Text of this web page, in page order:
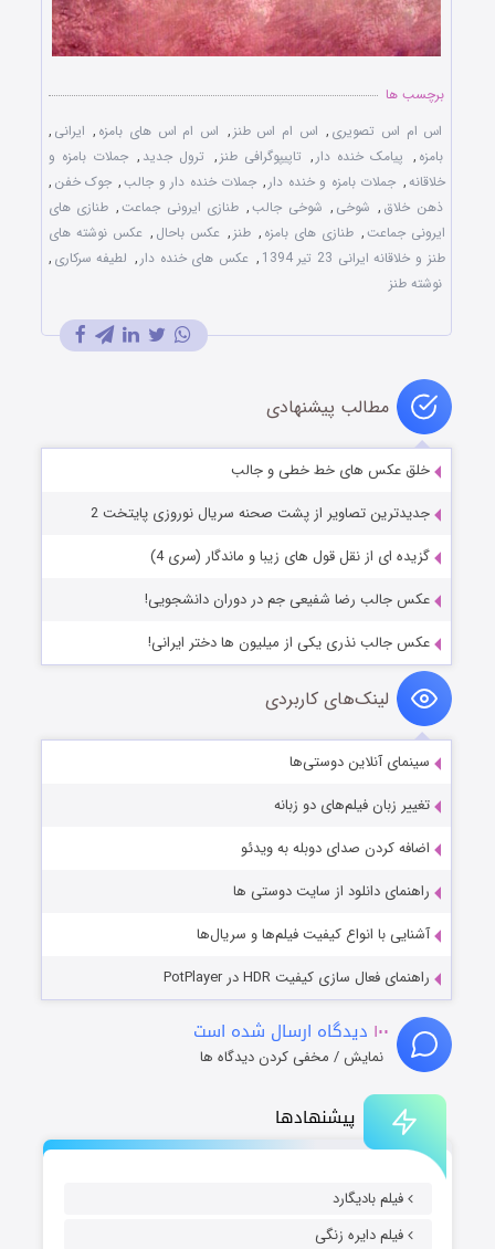
پیشنهادها
فیلم بادیگارد
فیلم دایره زنگی
برچسب ها
اس ام اس تصویری , اس ام اس طنز , اس ام اس های بامزه , ایرانی ,
بامزه , پیامک خنده دار , تاپیپوگرافی طنز , ترول جدید , جملات بامزه و
خلاقانه, جملات بامزه و خنده دار , جملات خنده دار و جالب, جوک خفن ,
ذهن خلاق , شوخی , شوخی جالب, طنازی ایرونی جماعت, طنازی‌ های
ایرونی جماعت, طنازی های بامزه , طنز , عکس باحال , عکس نوشته های
طنز و خلاقانه ایرانی 23 تیر 1394
, عکس های خنده دار , لطیفه سرکاری ,
نوشته طنز
مطالب پیشنهادی
خلق عکس های خط خطی و جالب
جدیدترین تصاویر از پشت صحنه سریال نوروزی پایتخت 2
گزیده ای از نقل قول های زیبا و ماندگار (سری 4)
عکس جالب رضا شفیعی جم در دوران دانشجویی!
عکس جالب نذری یکی از میلیون ها دختر ایرانی!
لینک‌های کاربردی
سینمای آنلاین دوستی‌ها
تغییر زبان فیلم‌های دو زبانه
اضافه کردن صدای دوبله به ویدئو
راهنمای دانلود از سایت دوستی ها
آشنایی با انواع کیفیت فیلم‌ها و سریال‌ها
راهنمای فعال سازی کیفیت HDR در PotPlayer
۱۰۰ دیدگاه ارسال شده است
نمایش / مخفی کردن دیدگاه ها